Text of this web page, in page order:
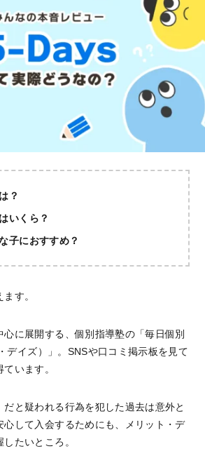
？
いくら？
子におすすめ？
す。
心に展開する、個別指導塾の「毎日個別
デイズ）」。SNSや口コミ掲示板を見て
います。
だと疑われる行為を犯した過去は意外と
心して入会するためにも、メリット・デ
たいところ。